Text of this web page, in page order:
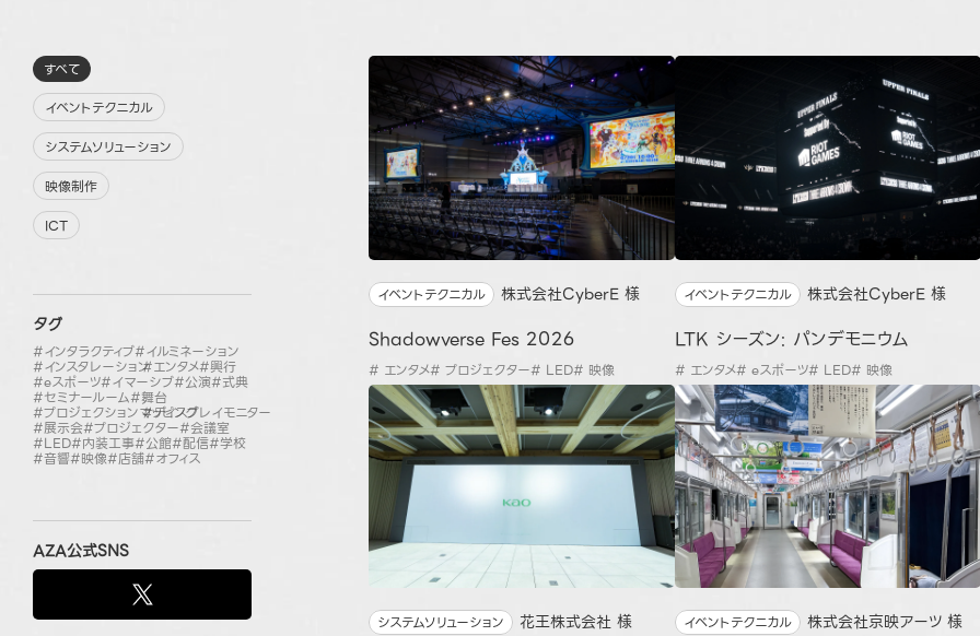
すべて
イベントテクニカル
システムソリューション
映像制作
ICT
タグ
#インタラクティブ#イルミネーション
#インスタレーション#エンタメ#興行
#eスポーツ#イマーシブ#公演#式典
#セミナールーム#舞台
#プロジェクションマッピング#ディスプレイモニター
#展示会#プロジェクター#会議室
#LED#内装工事#公館#配信#学校
#音響#映像#店舗#オフィス
AZA公式SNS
イベントテクニカル 株式会社CyberE 様
Shadowverse Fes 2026
# エンタメ# プロジェクター# LED# 映像
イベントテクニカル 株式会社CyberE 様
LTK シーズン: パンデモニウム
# エンタメ# eスポーツ# LED# 映像
システムソリューション 花王株式会社 様 イベントテクニカル 株式会社京映アーツ 様